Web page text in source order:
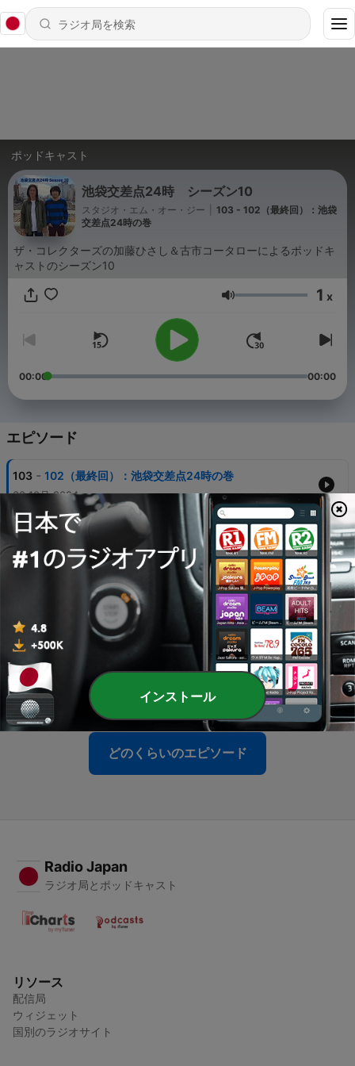
ポッドキャスト
池袋交差点24時 シーズン10
スタジオ・エム・オー・ジー
103 - 102（最終回）：池袋
交差点24時の巻
ザ・コレクターズの加藤ひさし＆古市コータローによるポッドキ
ャストのシーズン10
音量 1 x
00:00 00:00
エピソード
103 - 102（最終回）：池袋交差点24時の巻
30 10月 2024
102 - 101：結婚式と税金は大人への第一歩の巻
100：考え直していただけませんか？の巻
100 - 099：三田線で東京気分の巻
09 10月 2024
99 - 098：舞台監督もびっくりの巻
02 10月 2024
どのくらいのエピソード
Radio Japan
ラジオ局とポッドキャスト
リソース
配信局
ウィジェット
国別のラジオサイト
インストール